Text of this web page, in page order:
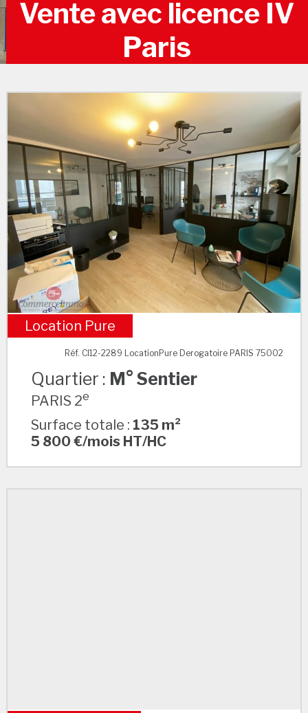
Vente avec licence IV
Paris
M° Sentier
Location Pure
Réf. CI12-2289 LocationPure Derogatoire PARIS 75002
Quartier : M° Sentier
PARIS 2e
Surface totale : 135 m²
5 800 €/mois HT/HC